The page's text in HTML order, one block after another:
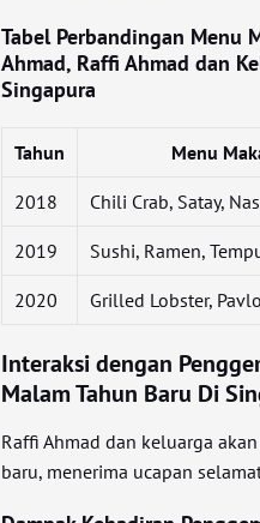
Tabel Perbandingan Menu
Ahmad, Raffi Ahmad dan
Singapura
Tahun Menu
2018 Chili Crab, Satay,
2019 Sushi, Ramen,
2020 Grilled Lobster,
Interaksi dengan
Malam Tahun Baru Di
Raffi Ahmad dan keluarga
baru, menerima ucapan